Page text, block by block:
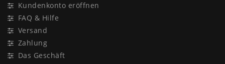
Kundenkonto eröffnen
FAQ & Hilfe
Versand
Zahlung
Das Geschäft